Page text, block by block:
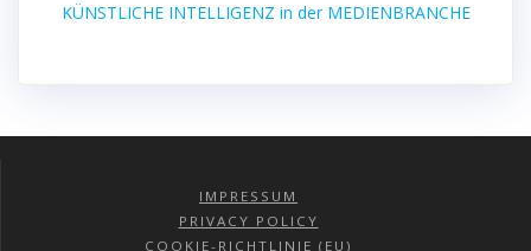
KÜNSTLICHE INTELLIGENZ in der MEDIENBRANCHE
IMPRESSUM
PRIVACY POLICY
COOKIE-RICHTLINIE (EU)